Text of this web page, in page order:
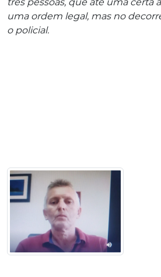
três pessoas, que até uma certa
uma ordem legal, mas no
o policial.